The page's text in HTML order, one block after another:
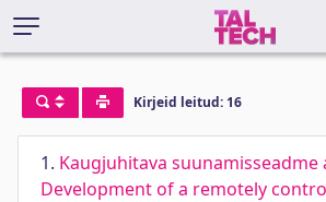
Kirjeid leitud: 16
1. Kaugjuhitava suunamisseadme
Development of a remotely